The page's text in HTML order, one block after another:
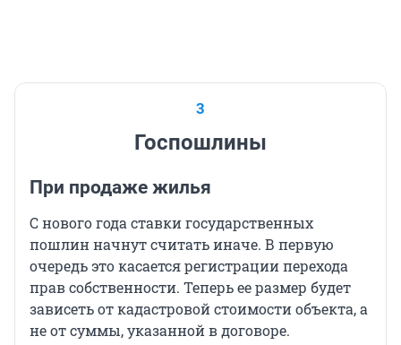
3
Госпошлины
При продаже жилья
С нового года ставки государственных
пошлин начнут считать иначе. В первую
очередь это касается регистрации перехода
прав собственности. Теперь ее размер будет
зависеть от кадастровой стоимости объекта, а
не от суммы, указанной в договоре.